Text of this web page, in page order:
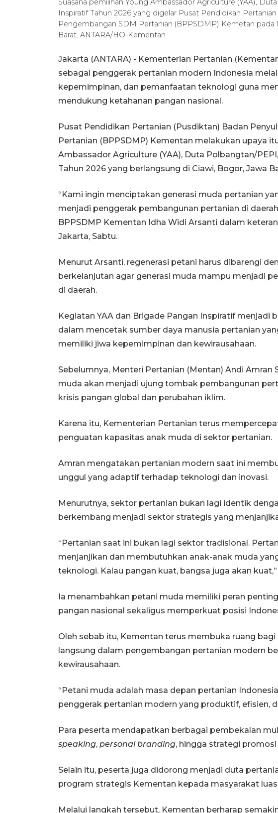
Suasana pemilihan Young Ambassador Agriculture (YAA),
Inspiratif Tahun 2026 yang digelar Pusat Pendidikan
Pengembangan SDM Pertanian (BPPSDMP) Kemetan pada
Barat. ANTARA/HO-Kementan
Jakarta (ANTARA) - Kementerian Pertanian
sebagai penggerak pertanian modern Indonesia
kepemimpinan, dan pemanfaatan teknologi guna
mendukung ketahanan pangan nasional.
Pusat Pendidikan Pertanian (Pusdiktan) Badan
Pertanian (BPPSDMP) Kementan melakukan upaya
Ambassador Agriculture (YAA), Duta Polbangtan/
Tahun 2026 yang berlangsung di Ciawi, Bogor, Jawa
“Kami ingin menciptakan generasi muda pertanian
menjadi penggerak pembangunan pertanian di
BPPSDMP Kementan Idha Widi Arsanti dalam
Jakarta, Sabtu.
Menurut Arsanti, regenerasi petani harus dibarengi
berkelanjutan agar generasi muda mampu menjadi
di daerah.
Kegiatan YAA dan Brigade Pangan Inspiratif menjadi
dalam mencetak sumber daya manusia pertanian
memiliki jiwa kepemimpinan dan kewirausahaan.
Sebelumnya, Menteri Pertanian (Mentan) Andi Amran
muda akan menjadi ujung tombak pembangunan
krisis pangan global dan perubahan iklim.
Karena itu, Kementerian Pertanian terus
penguatan kapasitas anak muda di sektor pertanian.
Amran mengatakan pertanian modern saat ini
unggul yang adaptif terhadap teknologi dan inovasi.
Menurutnya, sektor pertanian bukan lagi identik
berkembang menjadi sektor strategis yang
“Pertanian saat ini bukan lagi sektor tradisional.
menjanjikan dan membutuhkan anak-anak muda
teknologi. Kalau pangan kuat, bangsa juga akan
Ia menambahkan petani muda memiliki peran
pangan nasional sekaligus memperkuat posisi
Oleh sebab itu, Kementan terus membuka ruang
langsung dalam pengembangan pertanian modern
kewirausahaan.
“Petani muda adalah masa depan pertanian
penggerak pertanian modern yang produktif, efisien,
Para peserta mendapatkan berbagai pembekalan
speaking, personal branding, hingga strategi
Selain itu, peserta juga didorong menjadi duta
program strategis Kementan kepada masyarakat
Melalui langkah tersebut, Kementan berharap